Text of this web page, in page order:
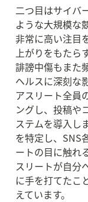
二つ目はサイバ
ような大規模な
非常に高い注目
上がりをもたら
誹謗中傷もまた
ヘルスに深刻な
アスリート全員
ングし、投稿や
ステムを導入し
を特定し、SNS
ートの目に触れ
スリートが自分
に手を打てたこ
えています。